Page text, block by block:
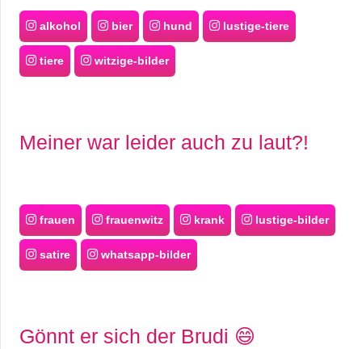
alkohol bier hund lustige-tiere
tiere witzige-bilder
Meiner war leider auch zu laut?!
frauen frauenwitz krank lustige-bilder
satire whatsapp-bilder
Gönnt er sich der Brudi 😄